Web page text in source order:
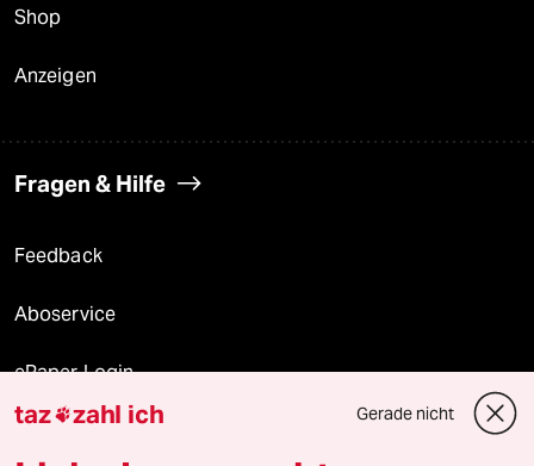
Shop
Anzeigen
Fragen & Hilfe
Feedback
Aboservice
ePaper Login
Downloads für Abonnierende
taz zahl ich Gerade nicht